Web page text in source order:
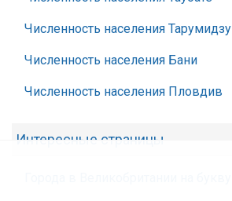
Численность населения Тарумидзу
Численность населения Бани
Численность населения Пловдив
Интересные страницы